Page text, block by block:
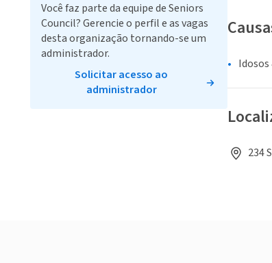
234
Você faz parte da equipe de Seniors
Council? Gerencie o perfil e as vagas
desta organização tornando-se um
administrador.
Solicitar acesso ao
administrador